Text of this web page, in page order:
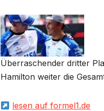
Überraschender dritter
Hamilton weiter die
lesen auf formel1.de